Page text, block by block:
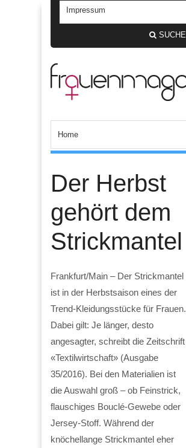
SUCHE
Der Herbst
gehört dem
Strickmantel
Frankfurt/Main – Der Strickmantel
ist in der Herbstsaison eines der
Trend-Kleidungsstücke für Frauen.
Dabei gilt: Je länger, desto
angesagter, schreibt die Zeitschrift
«Textilwirtschaft» (Ausgabe
35/2016). Bei den Materialien ist
die Auswahl groß – ob Feinstrick,
flauschiges Bouclé-Gewebe oder
Jersey-Stoff. Während der
knöchellange Strickmantel eher